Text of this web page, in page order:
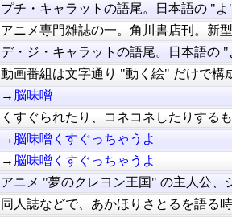
プチ・キャラットの語尾。日本語の "よ
アニメ専門雑誌の一。角川書店刊。新
デ・ジ・キャラットの語尾。日本語の "
動画番組は文字通り "動く絵" だけで構
→ 脳味噌
くすぐられたり、コネコネしたりする
→ 脳味噌くすぐっちゃうよ
→ 脳味噌くすぐっちゃうよ
アニメ "夢のクレヨン王国" の主人公、
同人誌などで、あかほりさとるを語る